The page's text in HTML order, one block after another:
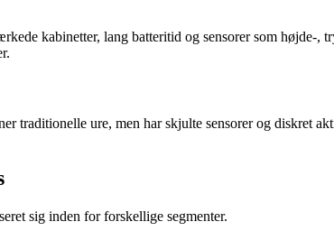
kabinetter, lang batteritid og sensorer som højde-
traditionelle ure, men har skjulte sensorer og diskret
sig inden for forskellige segmenter.